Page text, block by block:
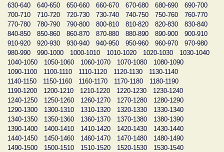
630-640
640-650 650-660 660-670 670-680 680-690
690-700
700-710
710-720 720-730 730-740 740-750 750-760
760-770
770-780
780-790 790-800 800-810 810-820 820-830
830-840
840-850
850-860 860-870 870-880 880-890 890-900
900-910
910-920
920-930 930-940 940-950 950-960 960-970
970-980
980-990
990-1000 1000-1010 1010-1020 1020-1030
1030-1040
1040-1050
1050-1060 1060-1070 1070-1080
1080-1090
1090-1100
1100-1110 1110-1120 1120-1130
1130-1140
1140-1150
1150-1160 1160-1170 1170-1180
1180-1190
1190-1200
1200-1210 1210-1220 1220-1230
1230-1240
1240-1250
1250-1260 1260-1270 1270-1280
1280-1290
1290-1300
1300-1310 1310-1320 1320-1330
1330-1340
1340-1350
1350-1360 1360-1370 1370-1380
1380-1390
1390-1400
1400-1410 1410-1420 1420-1430
1430-1440
1440-1450
1450-1460 1460-1470 1470-1480
1480-1490
1490-1500
1500-1510 1510-1520 1520-1530
1530-1540